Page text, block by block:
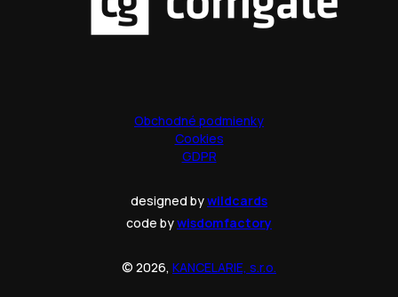
Obchodné podmienky
Cookies
GDPR
designed bywildcards
code bywisdomfactory
© 2026, KANCELARIE, s.r.o.